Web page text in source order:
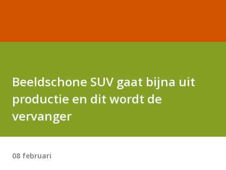
Beeldschone SUV gaat bijna uit
productie en dit wordt de
vervanger
08 februari